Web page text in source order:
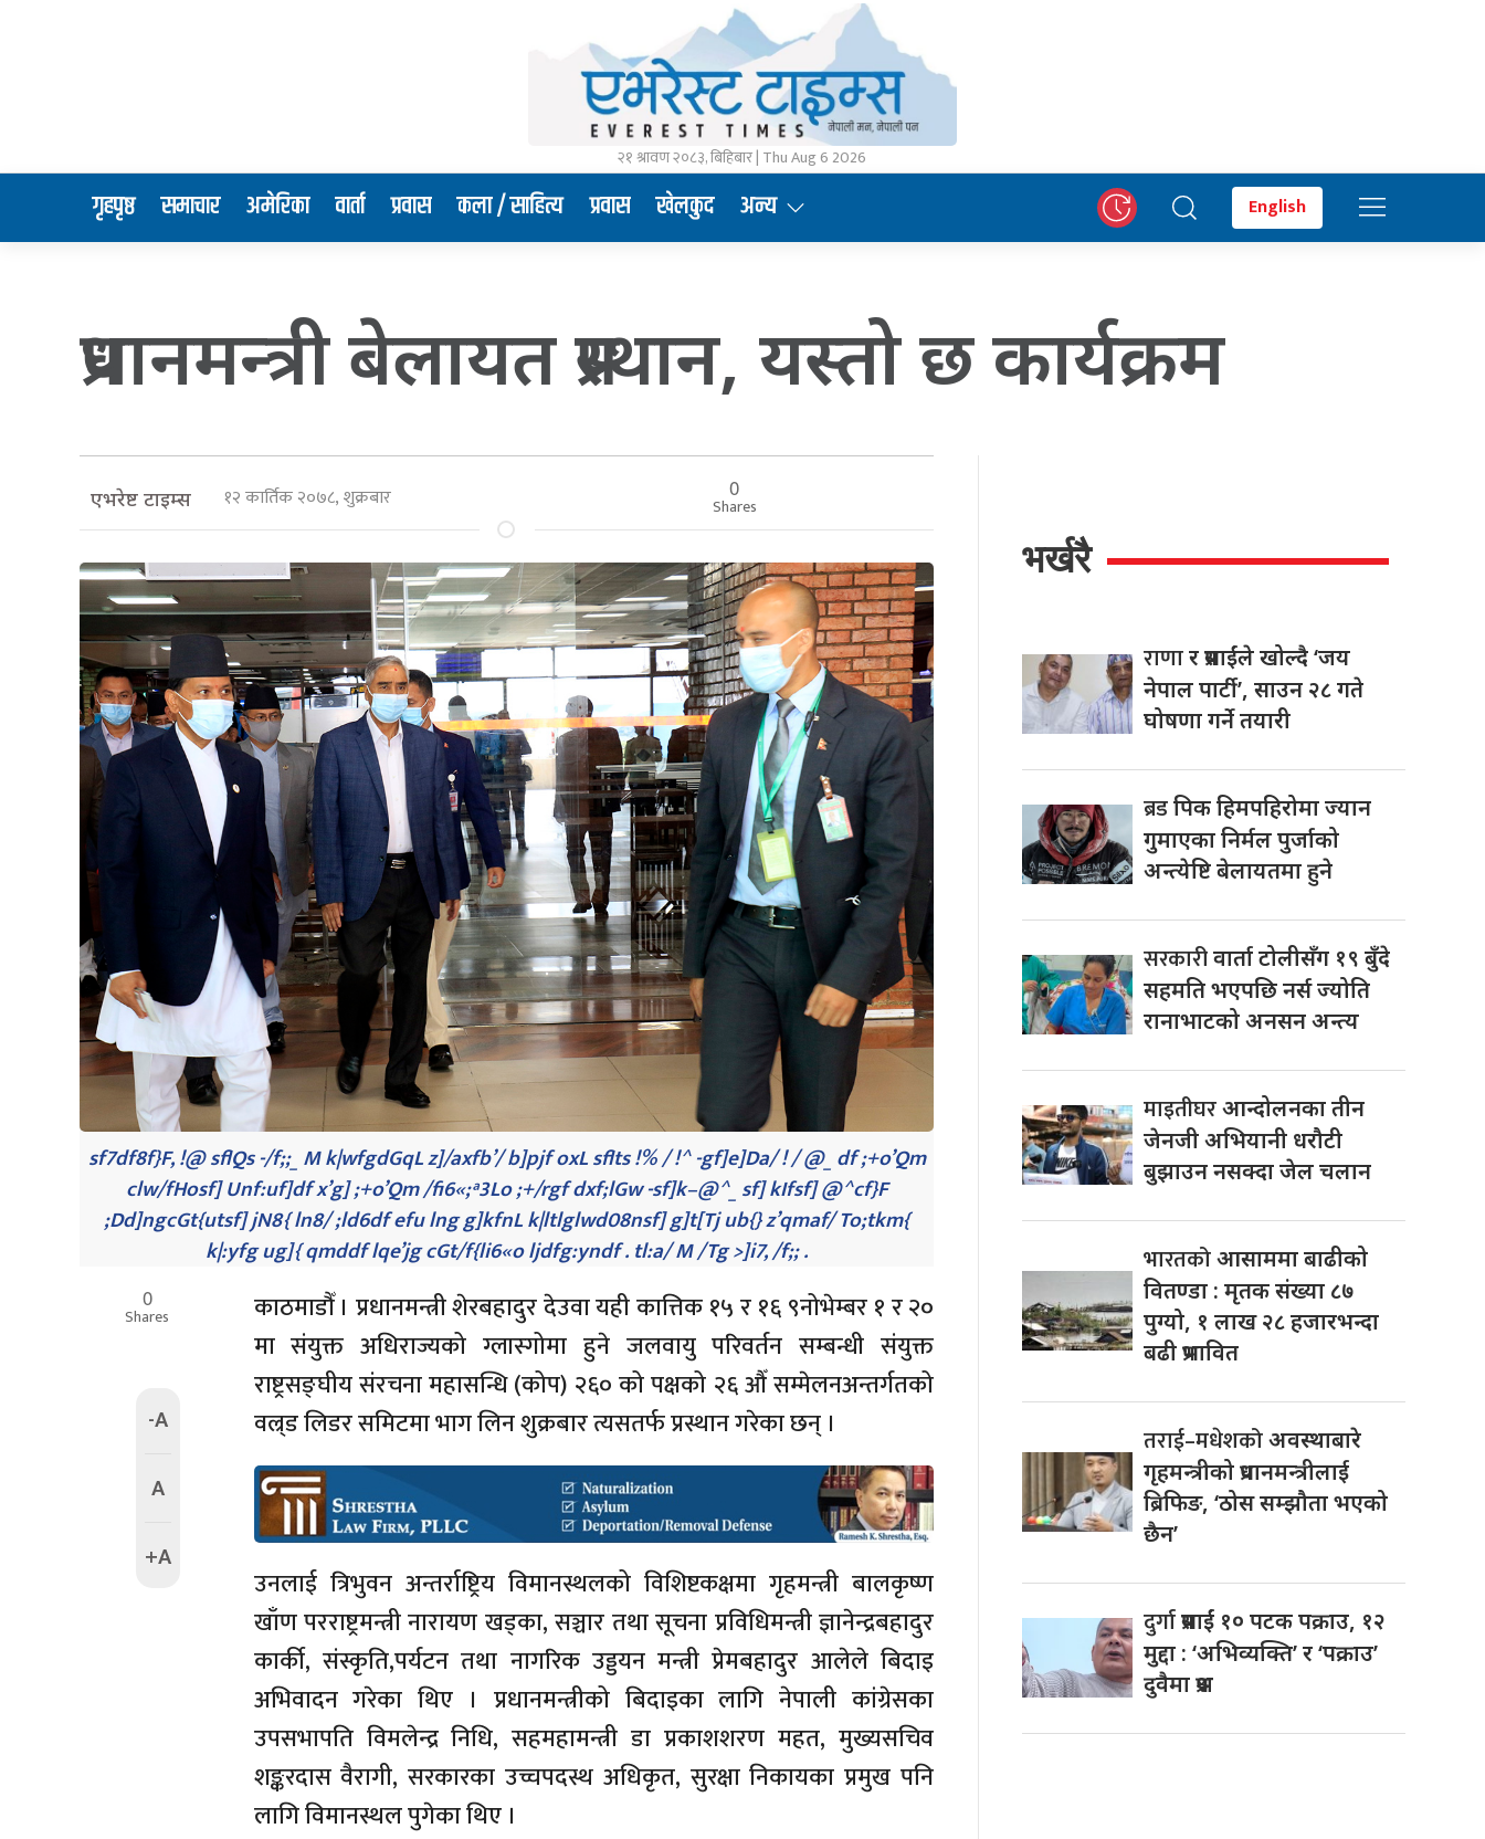
२१ श्रावण २०८३, बिहिबार | Thu Aug 6 2026
गृहपृष्ठ समाचार अमेरिका वार्ता प्रवास कला / साहित्य प्रवास खेलकुद अन्य English
प्रधानमन्त्री बेलायत प्रस्थान, यस्तो छ कार्यक्रम
एभरेष्ट टाइम्स १२ कार्तिक २०७८, शुक्रबार 0
Shares
sf7df8f}F, !@ sflQs -/f;;_ M k|wfgdGqL z]/axfb’/ b]pjf oxL sflts !% / !^ -gf]e]Da/ ! / @_ df ;+o’Qm
clw/fHosf] Unf:uf]df x’g] ;+o’Qm /fi6«;ª3Lo ;+/rgf dxf;lGw -sf]k–@^_ sf] kIfsf] @^cf}F
;Dd]ngcGt{utsf] jN8{ ln8/ ;ld6df efu lng g]kfnL k|ltlglwd08nsf] g]t[Tj ub{} z’qmaf/ To;tkm{
k|:yfg ug]{ qmddf lqe’jg cGt/f{li6«o ljdfg:yndf . tl:a/ M /Tg >]i7, /f;; .
0
Shares
-A
A
+A
काठमाडौँ । प्रधानमन्त्री शेरबहादुर देउवा यही कात्तिक १५ र १६ ९नोभेम्बर १ र २०
मा संयुक्त अधिराज्यको ग्लास्गोमा हुने जलवायु परिवर्तन सम्बन्धी संयुक्त
राष्ट्रसङ्घीय संरचना महासन्धि (कोप) २६० को पक्षको २६ औँ सम्मेलनअन्तर्गतको
वल्र्ड लिडर समिटमा भाग लिन शुक्रबार त्यसतर्फ प्रस्थान गरेका छन् ।
उनलाई त्रिभुवन अन्तर्राष्ट्रिय विमानस्थलको विशिष्टकक्षमा गृहमन्त्री बालकृष्ण
खाँण परराष्ट्रमन्त्री नारायण खड्का, सञ्चार तथा सूचना प्रविधिमन्त्री ज्ञानेन्द्रबहादुर
कार्की, संस्कृति,पर्यटन तथा नागरिक उड्डयन मन्त्री प्रेमबहादुर आलेले बिदाइ
अभिवादन गरेका थिए । प्रधानमन्त्रीको बिदाइका लागि नेपाली कांग्रेसका
उपसभापति विमलेन्द्र निधि, सहमहामन्त्री डा प्रकाशशरण महत, मुख्यसचिव
शङ्करदास वैरागी, सरकारका उच्चपदस्थ अधिकृत, सुरक्षा निकायका प्रमुख पनि
लागि विमानस्थल पुगेका थिए ।
भर्खरै
राणार प्रसाईंले खोल्दै ‘जय
नेपाल पार्टी’, साउन २८ गते
घोषणा गर्ने तयारी
ब्रडपिक हिमपहिरोमा ज्यान
गुमाएका निर्मल पुर्जाको
अन्त्येष्टि बेलायतमा हुने
सरकारीवार्ता टोलीसँग १९ बुँदे
सहमति भएपछि नर्स ज्योति
रानाभाटको अनसन अन्त्य
माइतीघरआन्दोलनका तीन
जेनजी अभियानी धरौटी
बुझाउन नसक्दा जेल चलान
भारतकोआसाममा बाढीको
वितण्डा : मृतक संख्या ८७
पुग्यो, १ लाख २८ हजारभन्दा
बढी प्रभावित
तराई–मधेशकोअवस्थाबारे
गृहमन्त्रीको प्रधानमन्त्रीलाई
ब्रिफिङ, ‘ठोस सम्झौता भएको
छैन’
दुर्गाप्रसाईं १० पटक पक्राउ, १२
मुद्दा : ‘अभिव्यक्ति’ र ‘पक्राउ’
दुवैमा प्रश्न